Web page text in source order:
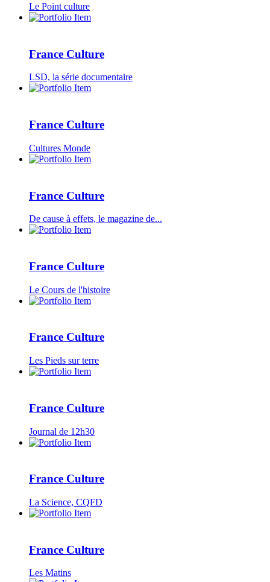
Le Point culture
France Culture
LSD, la série documentaire
France Culture
Cultures Monde
France Culture
De cause à effets, le magazine de...
France Culture
Le Cours de l'histoire
France Culture
Les Pieds sur terre
France Culture
Journal de 12h30
France Culture
La Science, CQFD
France Culture
Les Matins